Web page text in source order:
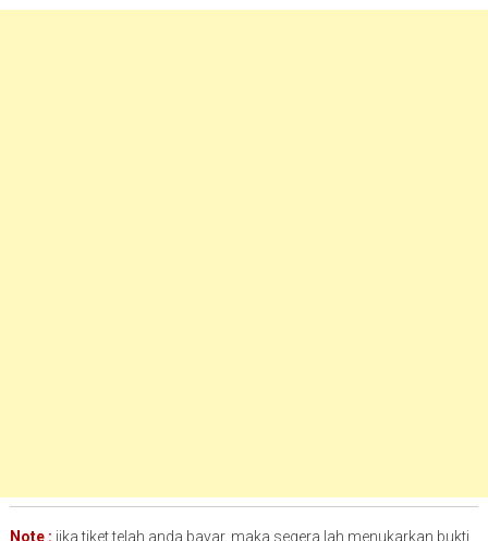
Note : jika tiket telah anda bayar, maka segera lah menukarkan bukti